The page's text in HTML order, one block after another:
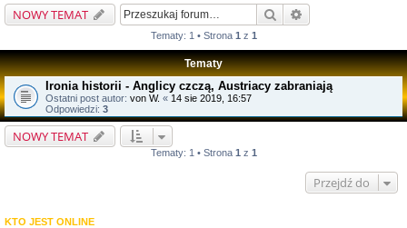
j
NOWY TEMAT Szukaj
Tematy: 1 • Strona 1 z 1
Tematy
Ironia historii - Anglicy czczą, Austriacy zabraniają
Ostatni post autor: von W. « 14 sie 2019, 16:57
Odpowiedzi: 3
NOWY TEMAT
Tematy: 1 • Strona 1 z 1
Przejdź do
KTO JEST ONLINE